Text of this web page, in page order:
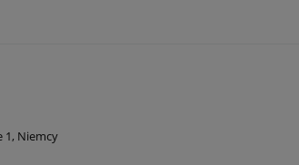
1, Niemcy